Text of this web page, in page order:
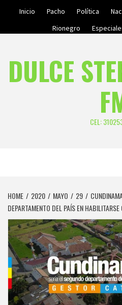
Inicio Pacho Política
Rionegro
DULCE
CEL:
HOME 2020 MAYO 29
DEPARTAMENTO DEL PAÍS EN